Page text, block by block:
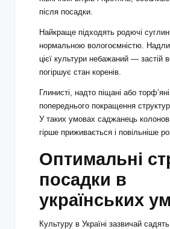
після посадки.
Найкраще підходять родючі
нормальною вологоємністю.
цієї культури небажаний — застій
погіршує стан коренів.
Глинисті, надто піщані або
попереднього покращення
У таких умовах саджанець
гірше приживається і повільніше
Оптимальні
посадки в
українських
Культуру в Україні зазвичай